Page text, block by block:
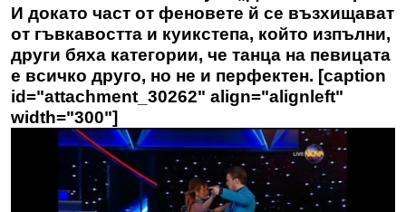
И докато част от феновете й се възхищават
от гъвкавостта и куикстепа, който изпълни,
други бяха категории, че танца на певицата
е всичко друго, но не и перфектен. [caption
id="attachment_30262" align="alignleft"
width="300"]